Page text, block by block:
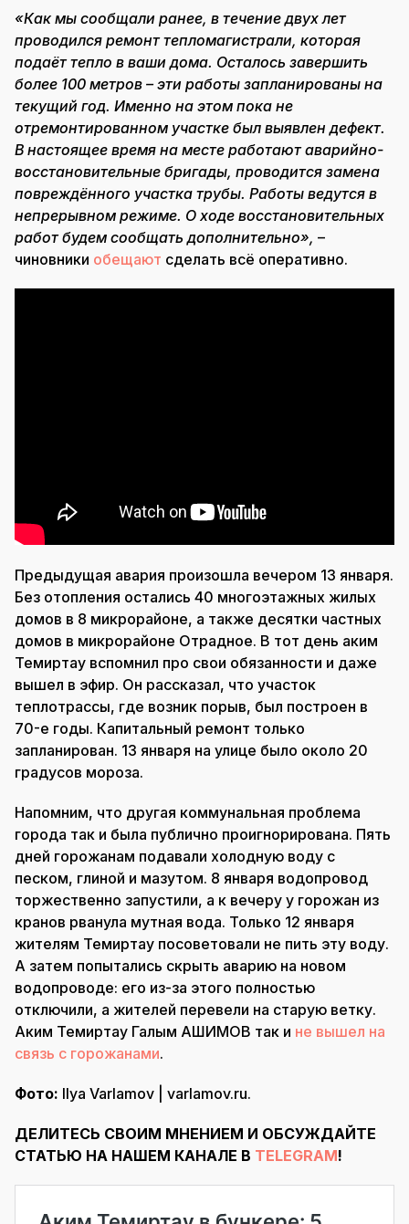
«Как мы сообщали ранее, в течение двух лет
проводился ремонт тепломагистрали, которая
подаёт тепло в ваши дома. Осталось завершить
более 100 метров – эти работы запланированы на
текущий год. Именно на этом пока не
отремонтированном участке был выявлен дефект.
В настоящее время на месте работают аварийно-
восстановительные бригады, проводится замена
повреждённого участка трубы. Работы ведутся в
непрерывном режиме. О ходе восстановительных
работ будем сообщать дополнительно», –
чиновники обещают сделать всё оперативно.
Предыдущая авария произошла вечером 13 января.
Без отопления остались 40 многоэтажных жилых
домов в 8 микрорайоне, а также десятки частных
домов в микрорайоне Отрадное. В тот день аким
Темиртау вспомнил про свои обязанности и даже
вышел в эфир. Он рассказал, что участок
теплотрассы, где возник порыв, был построен в
70-е годы. Капитальный ремонт только
запланирован. 13 января на улице было около 20
градусов мороза.
Напомним, что другая коммунальная проблема
города так и была публично проигнорирована. Пять
дней горожанам подавали холодную воду с
песком, глиной и мазутом. 8 января водопровод
торжественно запустили, а к вечеру у горожан из
кранов рванула мутная вода. Только 12 января
жителям Темиртау посоветовали не пить эту воду.
А затем попытались скрыть аварию на новом
водопроводе: его из-за этого полностью
отключили, а жителей перевели на старую ветку.
Аким Темиртау Галым АШИМОВ так и не вышел на
связь с горожанами.
Фото: Ilya Varlamov | varlamov.ru.
ДЕЛИТЕСЬ СВОИМ МНЕНИЕМ И ОБСУЖДАЙТЕ
СТАТЬЮ НА НАШЕМ КАНАЛЕ В TELEGRAM!